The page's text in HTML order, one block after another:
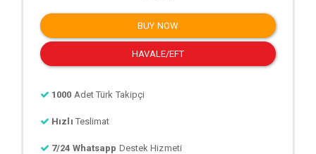
BUY NOW
HAVALE/EFT
1000 Adet Türk Takipçi
Hızlı Teslimat
7/24 Whatsapp Destek Hizmeti